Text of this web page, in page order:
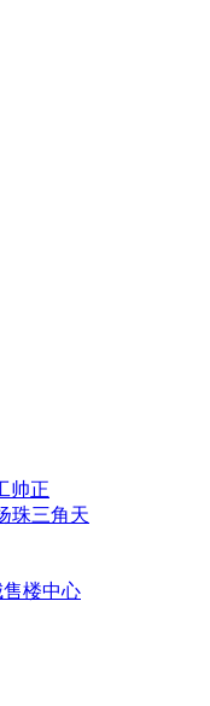
帅正
珠三角天
楼中心